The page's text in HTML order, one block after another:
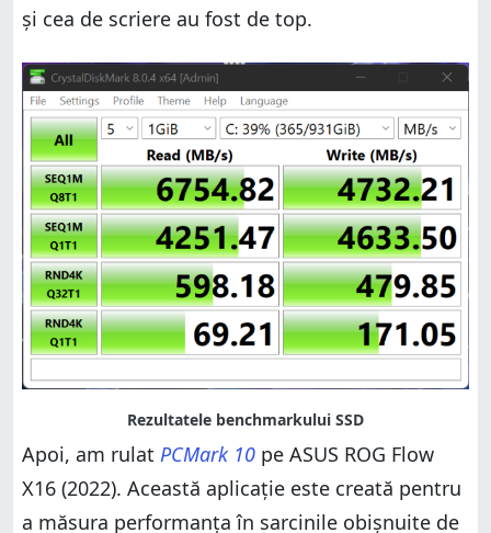
și cea de scriere au fost de top.
Apoi, am rulat PCMark 10 pe ASUS ROG Flow
X16 (2022). Această aplicație este creată pentru
a măsura performanța în sarcinile obișnuite de